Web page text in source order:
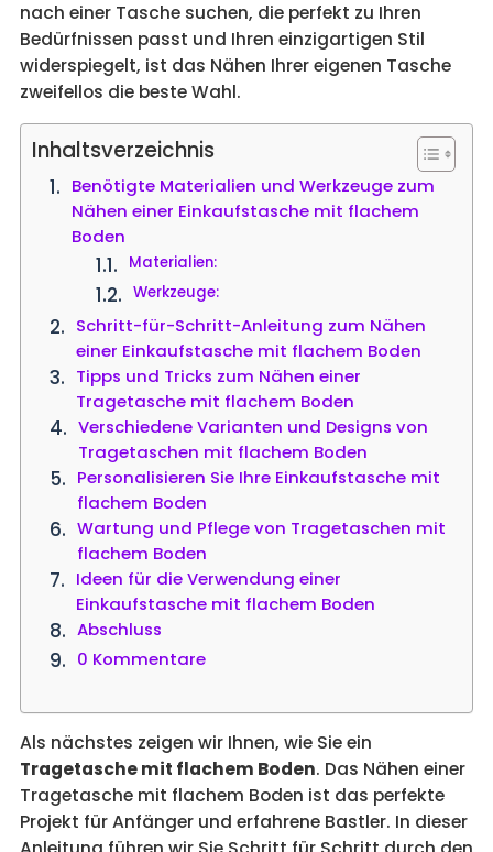
nach einer Tasche suchen, die perfekt zu Ihren
Bedürfnissen passt und Ihren einzigartigen Stil
widerspiegelt, ist das Nähen Ihrer eigenen Tasche
zweifellos die beste Wahl.
Inhaltsverzeichnis
Benötigte Materialien und Werkzeuge zum
Nähen einer Einkaufstasche mit flachem
Boden
Materialien:
Werkzeuge:
Schritt-für-Schritt-Anleitung zum Nähen
einer Einkaufstasche mit flachem Boden
Tipps und Tricks zum Nähen einer
Tragetasche mit flachem Boden
Verschiedene Varianten und Designs von
Tragetaschen mit flachem Boden
Personalisieren Sie Ihre Einkaufstasche mit
flachem Boden
Wartung und Pflege von Tragetaschen mit
flachem Boden
Ideen für die Verwendung einer
Einkaufstasche mit flachem Boden
Abschluss
0 Kommentare
Als nächstes zeigen wir Ihnen, wie Sie ein
Tragetasche mit flachem Boden. Das Nähen einer
Tragetasche mit flachem Boden ist das perfekte
Projekt für Anfänger und erfahrene Bastler. In dieser